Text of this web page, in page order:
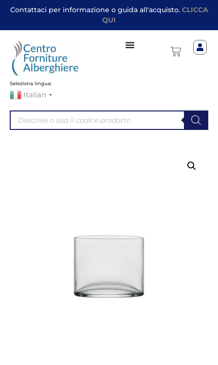
Contattaci per informazione o guida all'acquisto. CLICCA
QUI
Seleziona lingua:
Italian ▼